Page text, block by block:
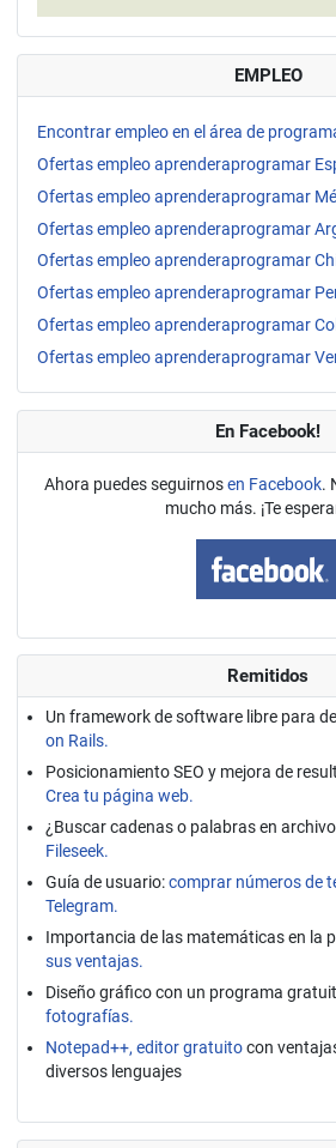
EMPLEO
Encontrar empleo en el área de
Ofertas empleo aprenderaprogramar
Ofertas empleo aprenderaprogramar
Ofertas empleo aprenderaprogramar
Ofertas empleo aprenderaprogramar
Ofertas empleo aprenderaprogramar
Ofertas empleo aprenderaprogramar
Ofertas empleo aprenderaprogramar
En Facebook!
Ahora puedes seguirnosen Facebook.
mucho más. ¡Te
Remitidos
Un framework de software libre para
on Rails.
Posicionamiento SEO y mejora de
Crea tu página web.
¿Buscar cadenas o palabras en
Fileseek.
Guía de usuario:comprar números de
Telegram.
Importancia de las matemáticas en la
sus ventajas.
Diseño gráfico con un programa
fotografías.
Notepad++, editor gratuitocon
diversos lenguajes